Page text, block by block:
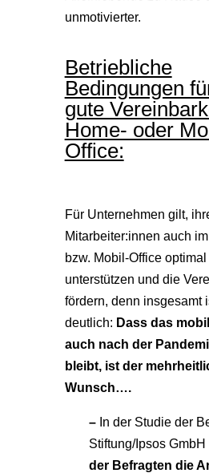
unmotivierter.
Betriebliche
Bedingungen
gute
Home- oder
Office:
Für Unternehmen gilt,
Mitarbeiter:innen auch
bzw. Mobil-Office optimal
unterstützen und die
fördern, denn insgesamt
deutlich: Dass das
auch nach der
bleibt, ist der
Wunsch….
– In der Studie der
Stiftung/Ipsos
der Befragten die